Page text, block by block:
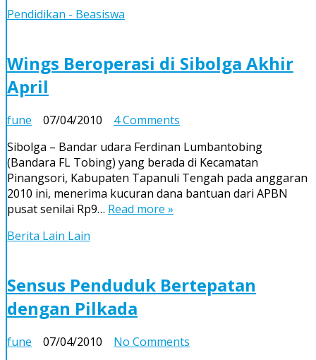
Pendidikan - Beasiswa
Wings Beroperasi di Sibolga Akhir
April
fune 07/04/2010 4 Comments
Beroperasi
di
Sibolga
Akhir
Sibolga – Bandar udara Ferdinan Lumbantobing
(Bandara FL Tobing) yang berada di Kecamatan
Pinangsori, Kabupaten Tapanuli Tengah pada anggaran
2010 ini, menerima kucuran dana bantuan dari APBN
pusat senilai Rp9… Read more »
Berita Lain Lain
Sensus Penduduk Bertepatan
dengan Pilkada
fune 07/04/2010 No Comments